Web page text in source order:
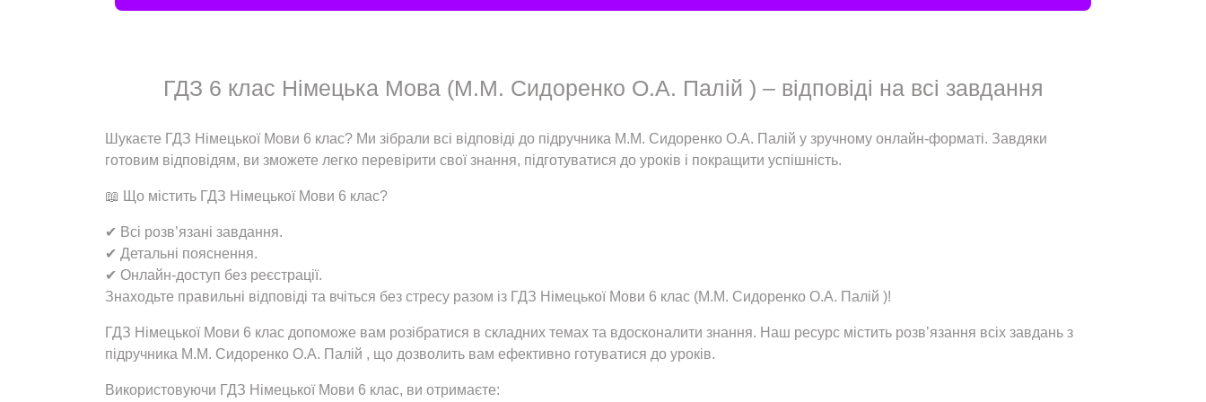
ГДЗ 6 клас Німецька Мова (М.М. Сидоренко О.А. Палій ) – відповіді на всі завдання
Шукаєте ГДЗ Німецької Мови 6 клас? Ми зібрали всі відповіді до підручника М.М. Сидоренко О.А. Палій у зручному онлайн-форматі. Завдяки
готовим відповідям, ви зможете легко перевірити свої знання, підготуватися до уроків і покращити успішність.
📖 Що містить ГДЗ Німецької Мови 6 клас?
✔ Всі розв’язані завдання.
✔ Детальні пояснення.
✔ Онлайн-доступ без реєстрації.
Знаходьте правильні відповіді та вчіться без стресу разом із ГДЗ Німецької Мови 6 клас (М.М. Сидоренко О.А. Палій )!
ГДЗ Німецької Мови 6 клас допоможе вам розібратися в складних темах та вдосконалити знання. Наш ресурс містить розв’язання всіх завдань з
підручника М.М. Сидоренко О.А. Палій , що дозволить вам ефективно готуватися до уроків.
Використовуючи ГДЗ Німецької Мови 6 клас, ви отримаєте: